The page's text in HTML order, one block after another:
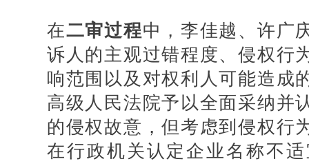
在二审过程中，李佳越、许广
诉人的主观过错程度、侵权行
响范围以及对权利人可能造成
高级人民法院予以全面采纳并
的侵权故意，但考虑到侵权行
在行政机关认定企业名称不